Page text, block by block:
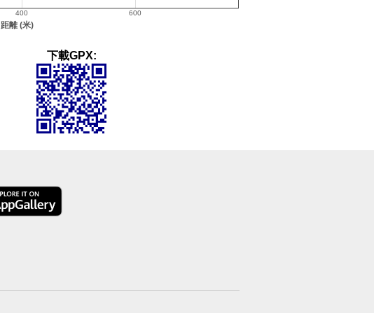
下載GPX: